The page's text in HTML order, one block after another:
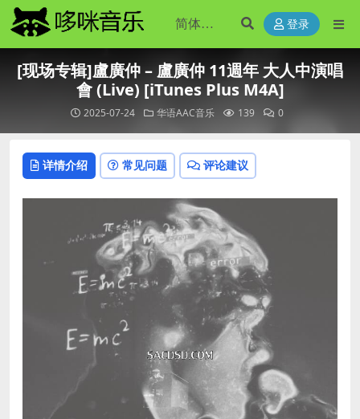
登录
[现场专辑]盧廣仲 – 盧廣仲 11週年 大人中演唱
會 (Live) [iTunes Plus M4A]
2025-07-24 华语AAC音乐 139 0
详情介绍 常见问题 评论建议